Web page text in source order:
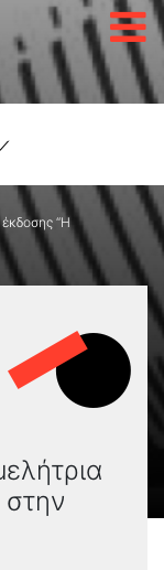
έκδοσης “Η